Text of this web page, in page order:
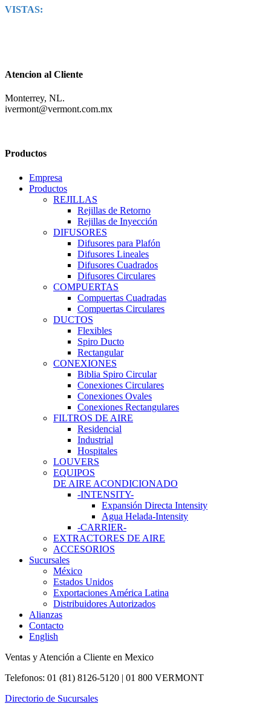
VISTAS:
Atencion al Cliente
Monterrey, NL.
ivermont@vermont.com.mx
Productos
Empresa
Productos
REJILLAS
Rejillas de Retorno
Rejillas de Inyección
DIFUSORES
Difusores para Plafón
Difusores Lineales
Difusores Cuadrados
Difusores Circulares
COMPUERTAS
Compuertas Cuadradas
Compuertas Circulares
DUCTOS
Flexibles
Spiro Ducto
Rectangular
CONEXIONES
Biblia Spiro Circular
Conexiones Circulares
Conexiones Ovales
Conexiones Rectangulares
FILTROS DE AIRE
Residencial
Industrial
Hospitales
LOUVERS
EQUIPOS
DE AIRE ACONDICIONADO
-INTENSITY-
Expansión Directa Intensity
Agua Helada-Intensity
-CARRIER-
EXTRACTORES DE AIRE
ACCESORIOS
Sucursales
México
Estados Unidos
Exportaciones América Latina
Distribuidores Autorizados
Alianzas
Contacto
English
Ventas y Atención a Cliente en Mexico
Telefonos: 01 (81) 8126-5120 | 01 800 VERMONT
Directorio de Sucursales